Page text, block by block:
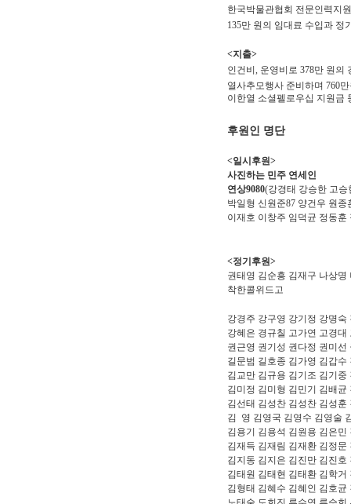
한국박물관협회 전문인력지
135만 원의 임대료 수입과 정
<지출>
인건비, 운영비로 378만 원의
열사추모행사 준비하며 760
이한열 소셜펠로우십 지원금
후원인 명단
<일시후원>
사진하는 민주 연세인
연상9080(강경태 강승한 고
박일형 신원준87 양건우 원
이재호 이창주 임덕균 정동
<정기후원>
권태영 김순흥 김재구 나상
착한콜위드고
강경주 강구영 강기정 강명
강혜은 경규칠 고가연 고경
권근영 권기성 권다정 권미
길문범 길호종 김가영 김갑
김교만 김규용 김기조 김기
김미정 김미형 김민기 김배
김선태 김성찬 김성찬 김성
김 영 김영국 김영수 김영술
김용기 김용석 김원용 김은민
김재득 김재림 김재환 김정문
김지동 김지은 김진만 김진호
김태원 김태현 김태환 김학
김형태 김혜수 김혜인 김호